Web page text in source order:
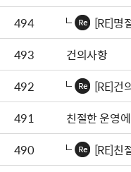
494
[RE]명
493
건의사항
492
[RE]건
491
친절한 운영
490
[RE]친